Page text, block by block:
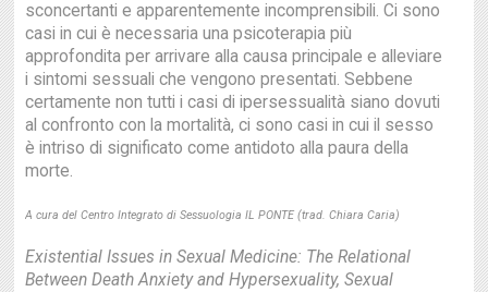
sconcertanti e apparentemente incomprensibili. Ci sono
casi in cui è necessaria una psicoterapia più
approfondita per arrivare alla causa principale e alleviare
i sintomi sessuali che vengono presentati. Sebbene
certamente non tutti i casi di ipersessualità siano dovuti
al confronto con la mortalità, ci sono casi in cui il sesso
è intriso di significato come antidoto alla paura della
morte.
A cura del Centro Integrato di Sessuologia IL PONTE (trad. Chiara Caria)
Existential Issues in Sexual Medicine: The Relational
Between Death Anxiety and Hypersexuality, Sexual